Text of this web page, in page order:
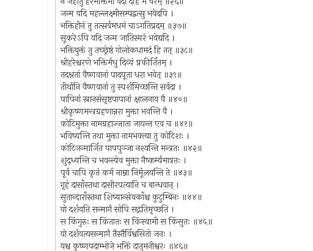
जन्म यदि महल्लक्ष्मीसम्पद्वत्सु भवेदपि ।
भक्तिहीनं तु तत्सर्वमधमं चाऽगतिप्रदम् ॥३७॥
सूकरेऽपि यदि जन्म जातिस्मरं भवेद्यदि ।
भक्तियुक्तं तु तच्छ्रेष्ठं गोलोकधामदं हि तत् ॥३८॥
श्रीहरेश्चरणे भक्तिर्मधु दिव्यं प्रकीर्तितम् ।
तदश्नतां वैष्णवानां पादपूता धरा भवेत् ॥३९॥
तीर्थानि वैष्णवानां तु स्पर्शमिच्छन्ति सर्वदा ।
पापिनां स्नानसंसृष्टपापानां क्षालनाय वै ॥४०॥
श्रीकृष्णमन्त्रग्रहणान्नरा मुक्ता भवन्ति वै ।
कोटिमुक्ता नामग्रहाज्जाता जायन्त एव च ॥४१॥
भविष्यन्ति तथा मुक्ता नामभक्त्या तु कोटिशः ।
कोटिजन्मार्जित पापपुञ्जा नश्यन्ति मन्त्रतः ॥४२॥
शुद्ध्यन्ति च भवन्त्येव मुक्ता नैष्कर्म्यमात्रतः ।
पूर्वं चापि कृतं कर्म नाम्ना निर्मूलयन्ति ते ॥४३॥
गृहं दासाँस्तथा दासीरपत्यानि च बान्धवान् ।
सुतान्दाराँस्तथा शिष्यान्सेवकाँश्च कुटुम्बिनः ॥४४॥
यो दर्शयति सन्मार्गं सोपि सद्गतिमृच्छति ।
स किंगुरुः स किंतातः स किंस्वामी स किंसुतः ॥४५॥
यो दर्शयत्यसन्मार्गं तैस्तैर्विश्वसितो जनः ।
यश्च कृष्णपदाम्भोजे भक्तिं दातुमनीश्वरः ॥४६॥